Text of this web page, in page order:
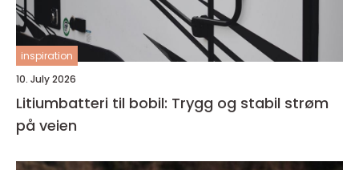
inspiration
10. July 2026
Litiumbatteri til bobil: Trygg og stabil strøm
på veien